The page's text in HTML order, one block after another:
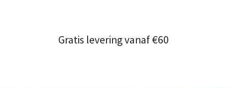
Gratis levering vanaf €60